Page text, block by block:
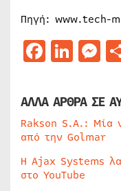
Πηγή: www.tech-
ΑΛΛΑ ΑΡΘΡΑ ΣΕ
Rakson S.A.: Μία
από την Golmar
Η Ajax Systems
στο YouTube